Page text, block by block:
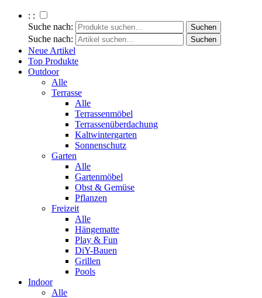
: :
Suche nach:
Suche nach:
Neue Artikel
Top Produkte
Outdoor
Alle
Terrasse
Alle
Terrassenmöbel
Terrassenüberdachung
Kaltwintergarten
Sonnenschutz
Garten
Alle
Gartenmöbel
Obst & Gemüse
Pflanzen
Freizeit
Alle
Hängematte
Play & Fun
DiY-Bauen
Grillen
Pools
Indoor
Alle